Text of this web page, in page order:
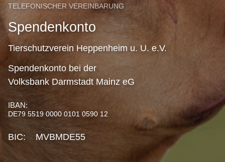
TELEFONISCHER VEREINBARUNG
Spendenkonto
Tierschutzverein Heppenheim u. U. e.V.
Spendenkonto bei der
Volksbank Darmstadt Mainz eG
IBAN:
DE79 5519 0000 0101 0590 12
BIC: MVBMDE55